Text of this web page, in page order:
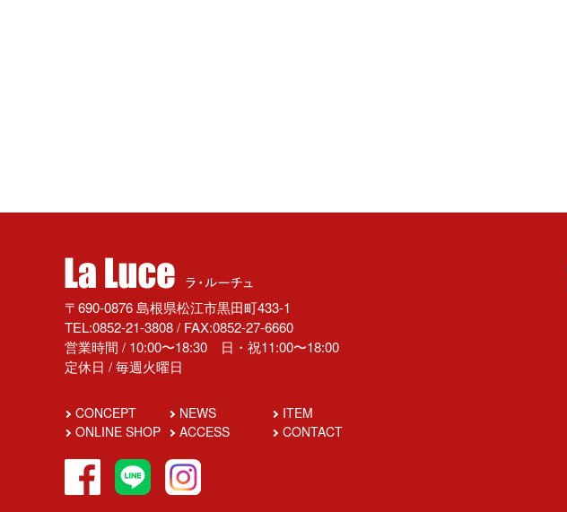
〒690-0876 島根県松江市黒田町433-1
TEL:0852-21-3808 / FAX:0852-27-6660
営業時間 / 10:00〜18:30 日・祝11:00〜18:00
定休日 / 毎週火曜日
CONCEPT NEWS
ITEM
ONLINE SHOP
ACCESS CONTACT